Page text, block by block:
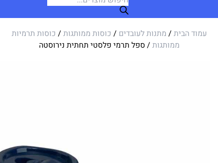
עמוד הבית/מתנות לעובדים/ כוסות ממותגות/כוסות תרמיות
ממותגות/ ספל תרמי פלסטי תחתית נירוסטה